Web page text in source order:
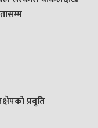
प्रवृति